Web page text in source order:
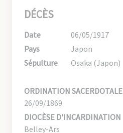
DÉCÈS
Date
06/05/1917
Pays
Japon
Sépulture
Osaka (Japon)
ORDINATION SACERDOTALE
26/09/1869
DIOCÈSE D'INCARDINATION
Belley-Ars